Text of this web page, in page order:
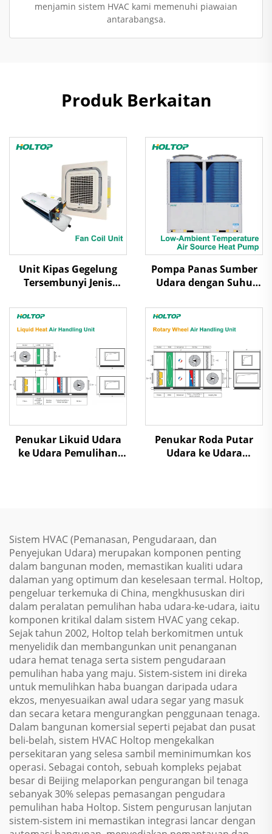
menjamin sistem HVAC kami memenuhi piawaian
antarabangsa.
Produk Berkaitan
Unit Kipas Gegelung
Tersembunyi Jenis
Pompa Panas Sumber
Udara dengan Suhu
Dilepas Uap Scroll
Penukar Likuid Udara
ke Udara Pemulihan
Penukar Roda Putar
Udara ke Udara
Sistem HVAC (Pemanasan, Pengudaraan, dan
Penyejukan Udara) merupakan komponen penting
dalam bangunan moden, memastikan kualiti udara
dalaman yang optimum dan keselesaan termal. Holtop,
pengeluar terkemuka di China, mengkhususkan diri
dalam peralatan pemulihan haba udara-ke-udara, iaitu
komponen kritikal dalam sistem HVAC yang cekap.
Sejak tahun 2002, Holtop telah berkomitmen untuk
menyelidik dan membangunkan unit penanganan
udara hemat tenaga serta sistem pengudaraan
pemulihan haba yang maju. Sistem-sistem ini direka
untuk memulihkan haba buangan daripada udara
ekzos, menyesuaikan awal udara segar yang masuk
dan secara ketara mengurangkan penggunaan tenaga.
Dalam bangunan komersial seperti pejabat dan pusat
beli-belah, sistem HVAC Holtop mengekalkan
persekitaran yang selesa sambil meminimumkan kos
operasi. Sebagai contoh, sebuah kompleks pejabat
besar di Beijing melaporkan pengurangan bil tenaga
sebanyak 30% selepas pemasangan pengudara
pemulihan haba Holtop. Sistem pengurusan lanjutan
sistem-sistem ini memastikan integrasi lancar dengan